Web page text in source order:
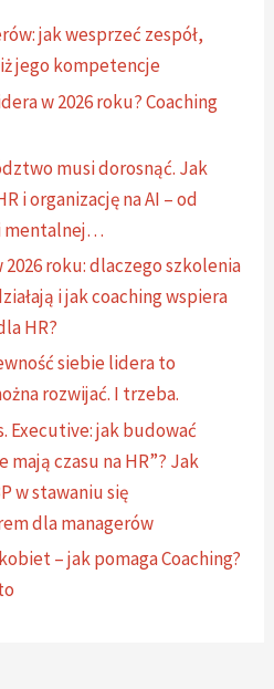
jak wesprzeć zespół,
jego kompetencje
w 2026 roku? Coaching
musi dorosnąć. Jak
i organizację na AI – od
mentalnej…
roku: dlaczego szkolenia
i jak coaching wspiera
HR?
siebie lidera to
rozwijać. I trzeba.
Executive: jak budować
mają czasu na HR”? Jak
w stawaniu się
dla managerów
– jak pomaga Coaching?